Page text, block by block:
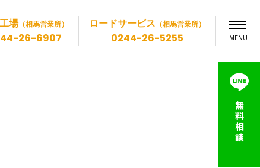
場（相馬営業所）
26-6907
ロードサービス （相馬営業所）
0244-26-5255 MENU
無
料
相
談